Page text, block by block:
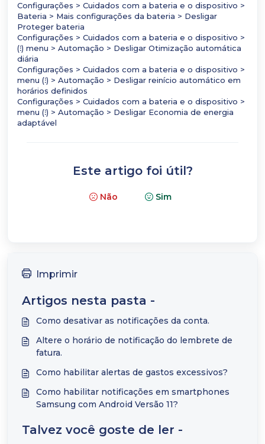
Configurações > Cuidados com a bateria e o dispositivo >
Bateria > Mais configurações da bateria > Desligar
Proteger bateria
Configurações > Cuidados com a bateria e o dispositivo >
(⁝) menu > Automação > Desligar Otimização automática
diária
Configurações > Cuidados com a bateria e o dispositivo >
menu (⁝) > Automação > Desligar reinício automático em
horários definidos
Configurações > Cuidados com a bateria e o dispositivo >
menu (⁝) > Automação > Desligar Economia de energia
adaptável
Este artigo foi útil?
Não Sim
Imprimir
Artigos nesta pasta -
Como desativar as notificações da conta.
Altere o horário de notificação do lembrete de
fatura.
Como habilitar alertas de gastos excessivos?
Como habilitar notificações em smartphones
Samsung com Android Versão 11?
Talvez você goste de ler -